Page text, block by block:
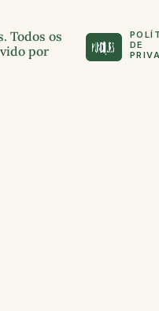
Todos os
por
DE